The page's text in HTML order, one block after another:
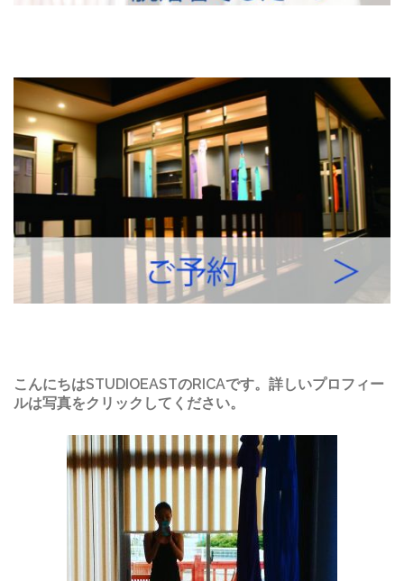
こんにちはSTUDIOEASTのRICAです。詳しいプロフィー
ルは写真をクリックしてください。